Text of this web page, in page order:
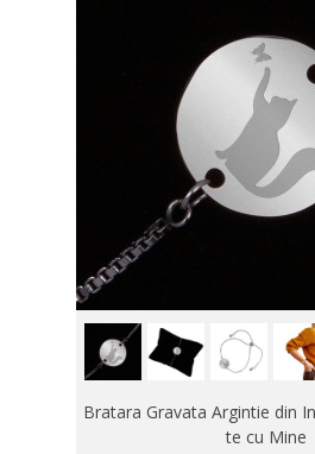
Bratara Gravata Argintie din
te cu Mine